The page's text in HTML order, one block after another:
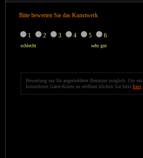
Bitte bewerten Sie das Kunstwerk
1 2 3 4 5 6
schlecht sehr gut
Bewertung nur für angemeldetet Benutzer möglich. Um ein
kostenloses Gäste-Konto zu eröffnen klicken Sie bitte hier